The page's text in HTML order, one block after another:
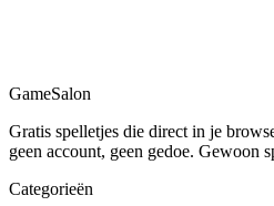
GameSalon
Gratis spelletjes die direct in je
geen account, geen gedoe. Gewoon
Categorieën